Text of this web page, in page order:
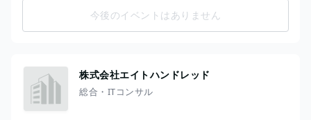
今後のイベントはありません
株式会社エイトハンドレッド
総合・ITコンサル